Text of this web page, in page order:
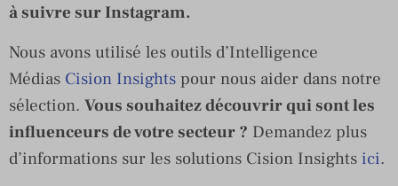
à suivre sur Instagram.
Nous avons utilisé les outils d’Intelligence
Médias Cision Insights pour nous aider dans notre
sélection. Vous souhaitez découvrir qui sont les
influenceurs de votre secteur ? Demandez plus
d’informations sur les solutions Cision Insights ici.